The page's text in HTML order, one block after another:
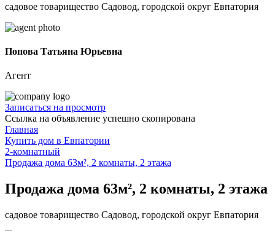
садовое товарищество Садовод, городской округ Евпатория
Попова Татьяна Юрьевна
Агент
Записаться на просмотр
Ссылка на объявление успешно скопирована
Главная
Купить дом в Евпатории
2-комнатный
Продажа дома 63м², 2 комнаты, 2 этажа
Продажа дома 63м², 2 комнаты, 2 этажа
садовое товарищество Садовод, городской округ Евпатория